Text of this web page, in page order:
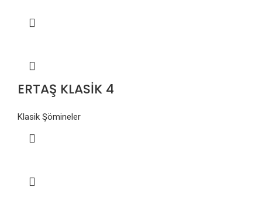
ERTAŞ KLASİK 4
Klasik Şömineler